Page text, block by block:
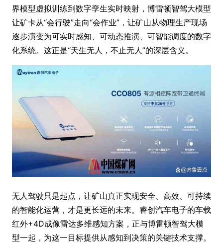
界模型虚拟训练到数字孪生实时映射，博雷顿智驾大模型
让矿卡从“会行驶”走向“会作业”，让矿山从物理生产现场
逐步演变为可实时感知、可动态推演、可智能调度的数字
化系统。这正是“天生无人，不止无人”的深层含义。
无人驾驶只是起点，让矿山真正实现安全、高效、可持续
的智能化运营，才是更长远的未来。睿创汽车电子的车载
红外+4D成像雷达多维感知方案，正与博雷顿智驾大模
型一起，为这一目标提供从感知到决策的关键技术支撑。